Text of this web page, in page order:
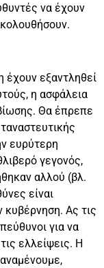
να έχουν
έχουν εξαντληθεί
η ασφάλεια
Θα έπρεπε
ευρύτερη
γεγονός,
αλλού (βλ.
είναι
κυβέρνηση. Ας τις
για να
ελλείψεις. Η